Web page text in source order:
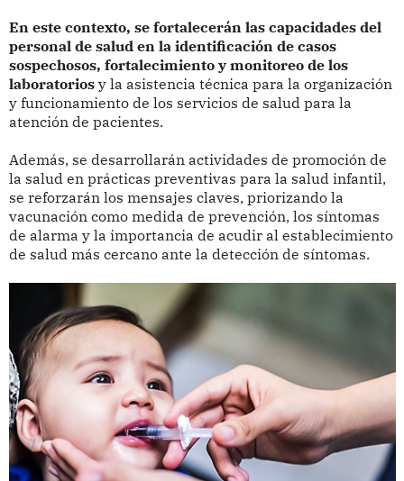
En este contexto, se fortalecerán las capacidades del
personal de salud en la identificación de casos
sospechosos, fortalecimiento y monitoreo de los
laboratoriosy la asistencia técnica para la organización
y funcionamiento de los servicios de salud para la
atención de pacientes.
Además, se desarrollarán actividades de promoción de
la salud en prácticas preventivas para la salud infantil,
se reforzarán los mensajes claves, priorizando la
vacunación como medida de prevención, los síntomas
de alarma y la importancia de acudir al establecimiento
de salud más cercano ante la detección de síntomas.